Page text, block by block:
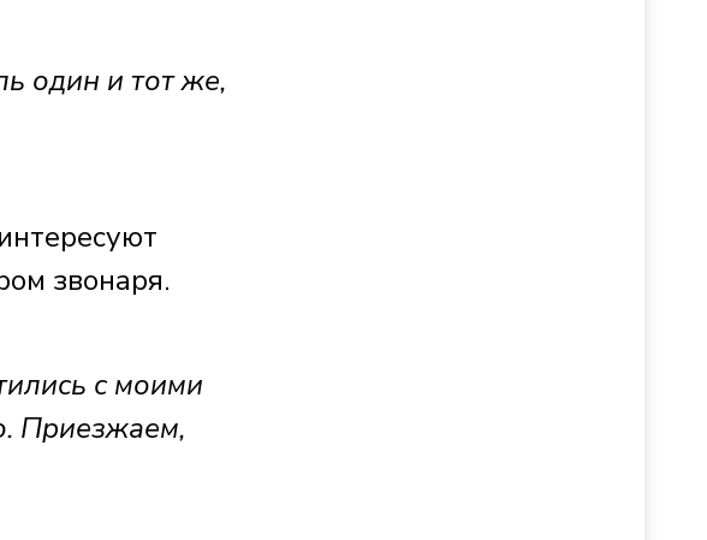
один и тот же,
звонаря.
с моими
Приезжаем,